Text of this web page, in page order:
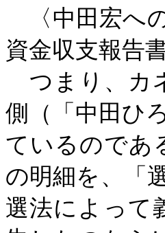
〈中田宏へ
資金収支報告
つまり、カ
側（「中田ひ
ているのであ
の明細を、「
選法によって